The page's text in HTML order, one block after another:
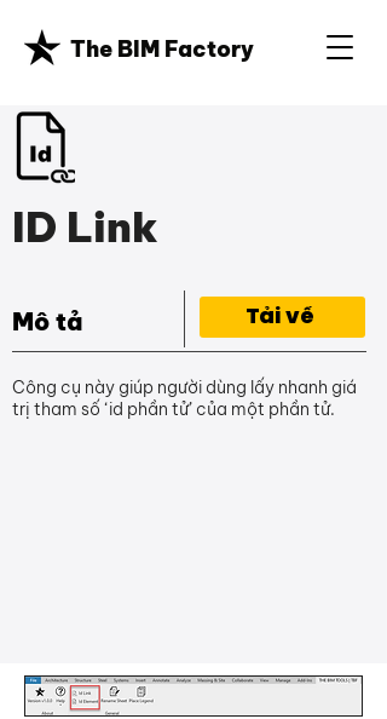
The BIM Factory
ID Link
Mô tả Tải về
Công cụ này giúp người dùng lấy nhanh giá
trị tham số ‘id phần tử’ của một phần tử.